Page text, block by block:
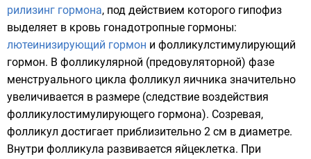
рилизинг гормона, под действием которого гипофиз
выделяет в кровь гонадотропные гормоны:
лютеинизирующий гормон и фолликулстимулирующий
гормон. В фолликулярной (предовуляторной) фазе
менструального цикла фолликул яичника значительно
увеличивается в размере (следствие воздействия
фолликулостимулирующего гормона). Созревая,
фолликул достигает приблизительно 2 см в диаметре.
Внутри фолликула развивается яйцеклетка. При